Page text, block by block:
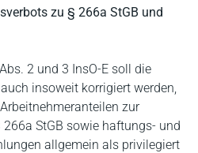
zu § 266a StGB und
2 und 3 InsO-E soll die
insoweit korrigiert werden,
zur
StGB sowie haftungs- und
allgemein als privilegiert